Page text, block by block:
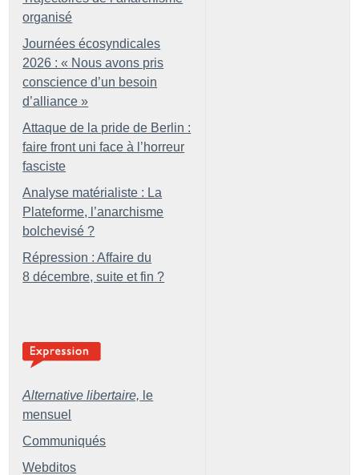
organisé
Journées écosyndicales
2026 : « Nous avons pris
conscience d’un besoin
d’alliance »
Attaque de la pride de Berlin :
faire front uni face à l’horreur
fasciste
Analyse matérialiste : La
Plateforme, l’anarchisme
bolchevisé ?
Répression : Affaire du
8 décembre, suite et fin ?
Alternative libertaire, le
mensuel
Communiqués
Webditos